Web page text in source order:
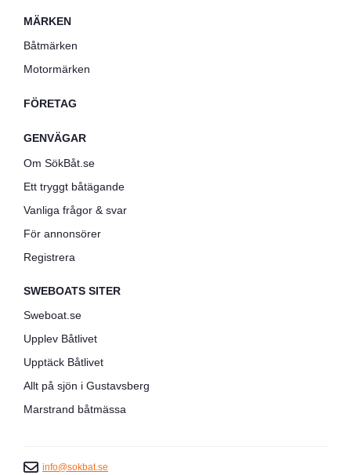
MÄRKEN
Båtmärken
Motormärken
FÖRETAG
GENVÄGAR
Om SökBåt.se
Ett tryggt båtägande
Vanliga frågor & svar
För annonsörer
Registrera
SWEBOATS SITER
Sweboat.se
Upplev Båtlivet
Upptäck Båtlivet
Allt på sjön i Gustavsberg
Marstrand båtmässa
info@sokbat.se